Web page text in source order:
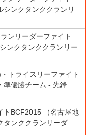
シンクタンククランリ
ンリーダーファイト
ンクタンククランリー
トライスリーファイト
準優勝チーム - 先鋒
トBCF2015 （名古屋地
タンククランリーダ